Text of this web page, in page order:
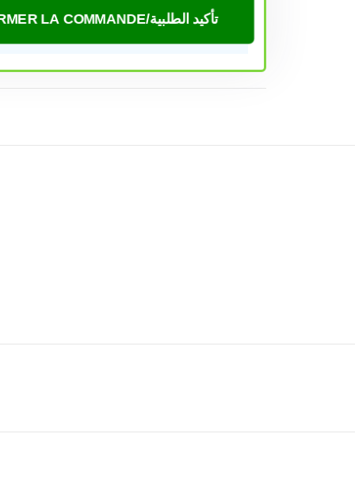
CONFIRMER LA COMMANDE/تأكيد الطلبية